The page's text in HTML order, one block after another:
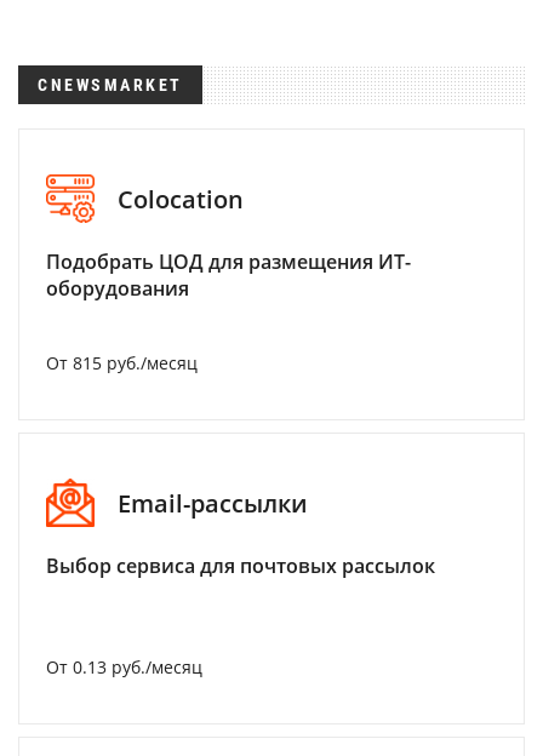
CNEWSMARKET
Colocation
Подобрать ЦОД для размещения ИТ-
оборудования
От 815 руб./месяц
Email-рассылки
Выбор сервиса для почтовых рассылок
От 0.13 руб./месяц